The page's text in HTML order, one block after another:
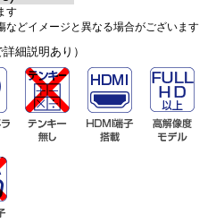
す
どイメージと異なる場合がございます
細説明あり）